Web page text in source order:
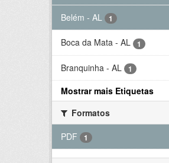
Belém - AL 1
Boca da Mata - AL 1
Branquinha - AL 1
Mostrar mais Etiquetas
Formatos
PDF
1